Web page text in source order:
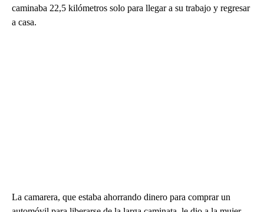
caminaba 22,5 kilómetros solo para llegar a su trabajo y regresar
a casa.
La camarera, que estaba ahorrando dinero para comprar un